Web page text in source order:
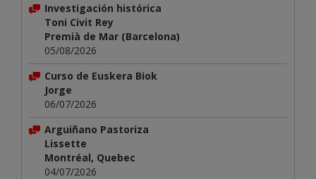
Investigación histórica
Toni Civit Rey
Premià de Mar (Barcelona)
05/08/2026
Curso de Euskera Biok
Jorge
06/07/2026
Arguiñano Pastoriza
Lissette
Montréal, Quebec
04/07/2026